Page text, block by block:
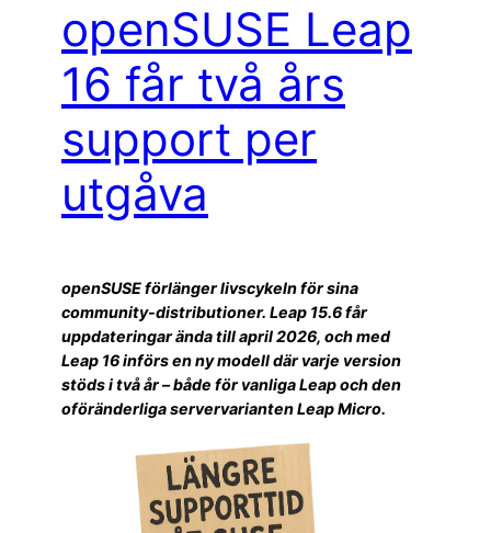
openSUSE Leap
16 får två års
support per
utgåva
openSUSE förlänger livscykeln för sina
community-distributioner. Leap 15.6 får
uppdateringar ända till april 2026, och med
Leap 16 införs en ny modell där varje version
stöds i två år – både för vanliga Leap och den
oföränderliga servervarianten Leap Micro.